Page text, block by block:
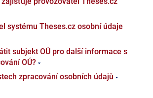
systému Theses.cz osobní údaje
subjekt OÚ pro další informace s
OÚ?
zpracování osobních údajů